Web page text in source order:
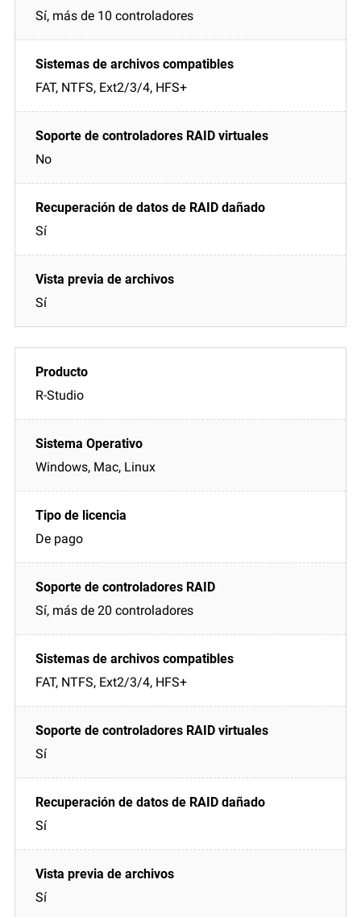
Sí, más de 10 controladores
FAT, NTFS, Ext2/3/4, HFS+
No
Sí
Sí
R-Studio
Windows, Mac, Linux
De pago
Sí, más de 20 controladores
FAT, NTFS, Ext2/3/4, HFS+
Sí
Sí
Sí